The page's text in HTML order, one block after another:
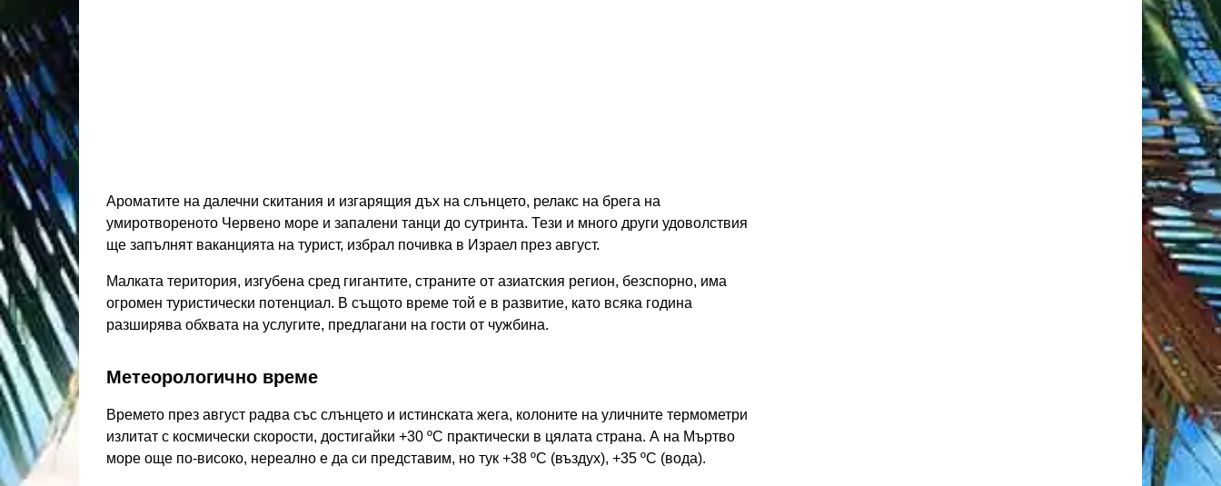
Ароматите на далечни скитания и изгарящия дъх на слънцето, релакс на брега на
умиротвореното Червено море и запалени танци до сутринта. Тези и много други удоволствия
ще запълнят ваканцията на турист, избрал почивка в Израел през август.
Малката територия, изгубена сред гигантите, страните от азиатския регион, безспорно, има
огромен туристически потенциал. В същото време той е в развитие, като всяка година
разширява обхвата на услугите, предлагани на гости от чужбина.
Метеорологично време
Времето през август радва със слънцето и истинската жега, колоните на уличните термометри
излитат с космически скорости, достигайки +30 ºC практически в цялата страна. А на Мъртво
море още по-високо, нереално е да си представим, но тук +38 ºC (въздух), +35 ºC (вода).